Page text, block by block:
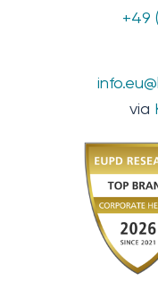
+49
via